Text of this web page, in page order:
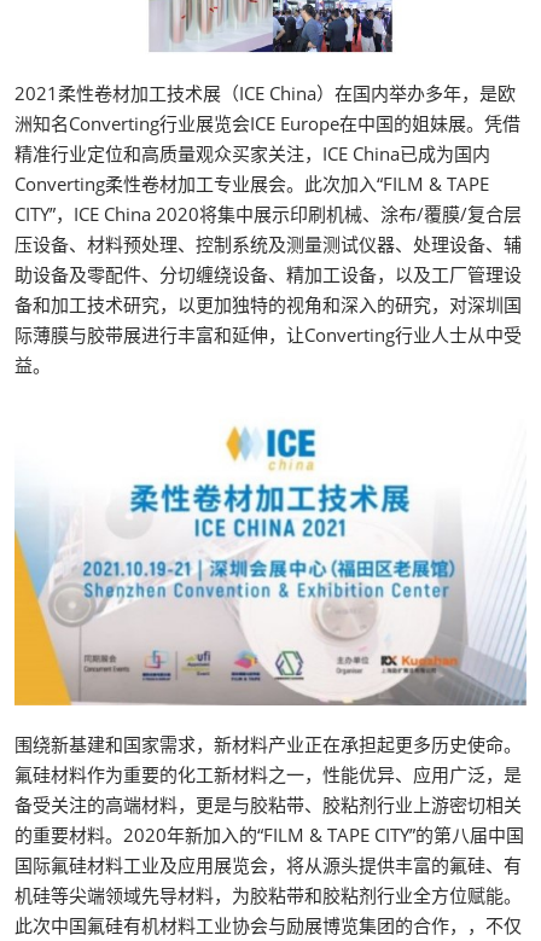
2021柔性卷材加工技术展（ICE China）在国内举办多年，是欧
洲知名Converting行业展览会ICE Europe在中国的姐妹展。凭借
精准行业定位和高质量观众买家关注，ICE China已成为国内
Converting柔性卷材加工专业展会。此次加入“FILM & TAPE
CITY”，ICE China 2020将集中展示印刷机械、涂布/覆膜/复合层
压设备、材料预处理、控制系统及测量测试仪器、处理设备、辅
助设备及零配件、分切缠绕设备、精加工设备，以及工厂管理设
备和加工技术研究，以更加独特的视角和深入的研究，对深圳国
际薄膜与胶带展进行丰富和延伸，让Converting行业人士从中受
益。
围绕新基建和国家需求，新材料产业正在承担起更多历史使命。
氟硅材料作为重要的化工新材料之一，性能优异、应用广泛，是
备受关注的高端材料，更是与胶粘带、胶粘剂行业上游密切相关
的重要材料。2020年新加入的“FILM & TAPE CITY”的第八届中国
国际氟硅材料工业及应用展览会，将从源头提供丰富的氟硅、有
机硅等尖端领域先导材料，为胶粘带和胶粘剂行业全方位赋能。
此次中国氟硅有机材料工业协会与励展博览集团的合作，，不仅